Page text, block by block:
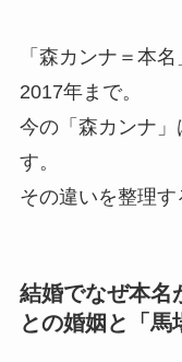
「森カンナ＝本
2017年まで。
今の「森カンナ
す。
その違いを整理す
結婚でなぜ本
との婚姻と「馬